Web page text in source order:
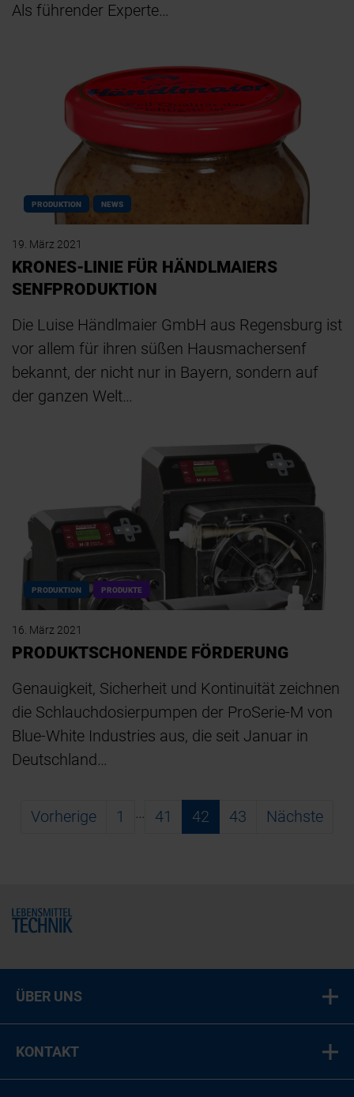
Als führender Experte…
PRODUKTION NEWS
19. März 2021
KRONES-LINIE FÜR HÄNDLMAIERS
SENFPRODUKTION
Die Luise Händlmaier GmbH aus Regensburg ist
vor allem für ihren süßen Hausmachersenf
bekannt, der nicht nur in Bayern, sondern auf
der ganzen Welt…
PRODUKTION PRODUKTE
16. März 2021
PRODUKTSCHONENDE FÖRDERUNG
Genauigkeit, Sicherheit und Kontinuität zeichnen
die Schlauchdosierpumpen der ProSerie-M von
Blue-White Industries aus, die seit Januar in
Deutschland…
Vorherige 1 … 41 42 43 Nächste
Home
ÜBER UNS
KONTAKT